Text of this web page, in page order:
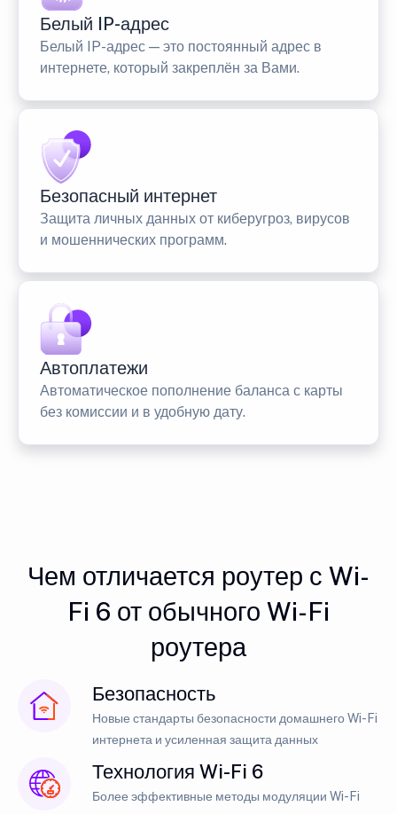
Белый IP-адрес
Белый IP-адрес — это постоянный адрес в
интернете, который закреплён за Вами.
Безопасный интернет
Защита личных данных от киберугроз, вирусов
и мошеннических программ.
Автоплатежи
Автоматическое пополнение баланса с карты
без комиссии и в удобную дату.
Чем отличается роутер с Wi-
Fi 6 от обычного Wi-Fi
роутера
Безопасность
Новые стандарты безопасности домашнего Wi-Fi
интернета и усиленная защита данных
Технология Wi-Fi 6
Более эффективные методы модуляции Wi-Fi